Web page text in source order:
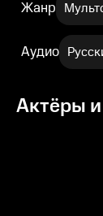
Жанр
Аудио
Актёры